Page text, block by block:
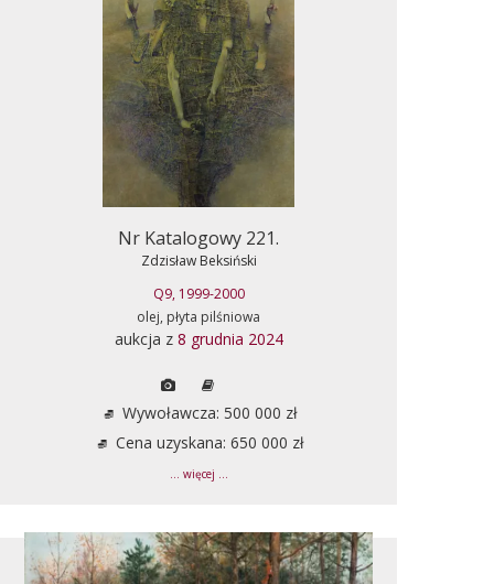
Nr Katalogowy 221.
Zdzisław Beksiński
Q9, 1999-2000
olej, płyta pilśniowa
aukcja z 8 grudnia 2024
Wywoławcza: 500 000 zł
Cena uzyskana: 650 000 zł
... więcej ...